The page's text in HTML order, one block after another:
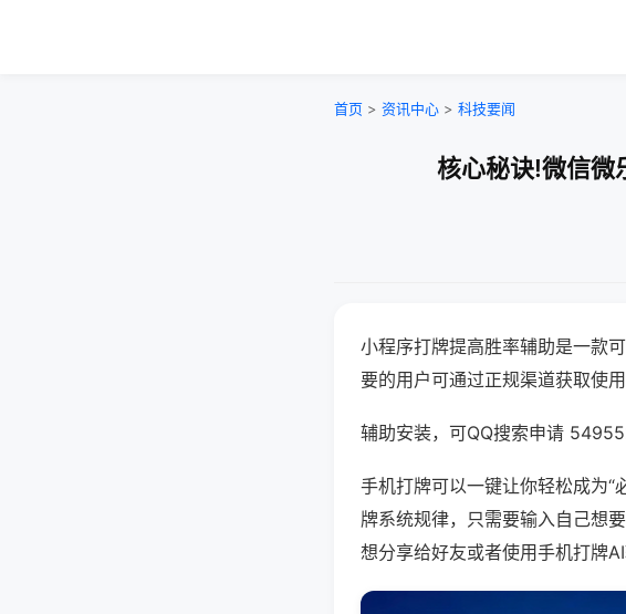
首页 > 资讯中心 > 科技要闻
核心秘诀!微信微
小程序打牌提高胜率辅助是一款
要的用户可通过正规渠道获取使用
辅助安装，可QQ搜索申请
手机打牌可以一键让你轻松成为“
牌系统规律，只需要输入自己想
想分享给好友或者使用手机打牌AI